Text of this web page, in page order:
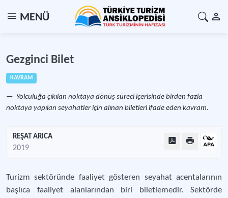
MENÜ
Gezginci Bilet
KAVRAM
Yolculuğa çıkılan noktaya dönüş süreci içerisinde birden fazla
noktaya yapılan seyahatler için alınan biletleri ifade eden kavram.
REŞAT ARICA
2019
Turizm sektöründe faaliyet gösteren seyahat acentalarının
başlıca faaliyet alanlarından biri biletlemedir. Sektörde